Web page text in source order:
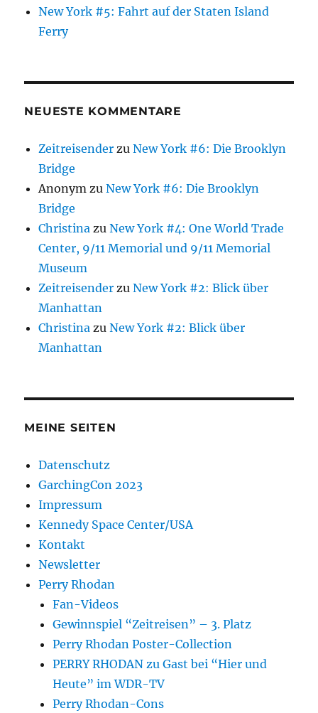
New York #5: Fahrt auf der Staten Island
Ferry
NEUESTE KOMMENTARE
Zeitreisender zuNew York #6: Die Brooklyn
Bridge
Anonym zuNew York #6: Die Brooklyn
Bridge
Christina zuNew York #4: One World Trade
Center, 9/11 Memorial und 9/11 Memorial
Museum
Zeitreisender zuNew York #2: Blick über
Manhattan
Christina zuNew York #2: Blick über
Manhattan
MEINE SEITEN
Datenschutz
GarchingCon 2023
Impressum
Kennedy Space Center/USA
Kontakt
Newsletter
Perry Rhodan
Fan-Videos
Gewinnspiel “Zeitreisen” – 3. Platz
Perry Rhodan Poster-Collection
PERRY RHODAN zu Gast bei “Hier und
Heute” im WDR-TV
Perry Rhodan-Cons